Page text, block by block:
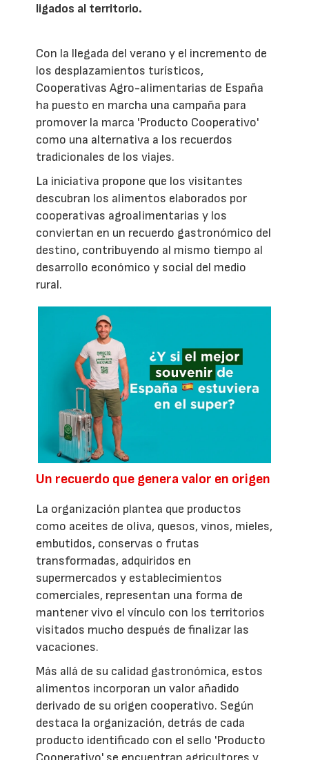
ligados al territorio.
Con la llegada del verano y el incremento de
los desplazamientos turísticos,
Cooperativas Agro-alimentarias de España
ha puesto en marcha una campaña para
promover la marca 'Producto Cooperativo'
como una alternativa a los recuerdos
tradicionales de los viajes.
La iniciativa propone que los visitantes
descubran los alimentos elaborados por
cooperativas agroalimentarias y los
conviertan en un recuerdo gastronómico del
destino, contribuyendo al mismo tiempo al
desarrollo económico y social del medio
rural.
Un recuerdo que genera valor en origen
La organización plantea que productos
como aceites de oliva, quesos, vinos, mieles,
embutidos, conservas o frutas
transformadas, adquiridos en
supermercados y establecimientos
comerciales, representan una forma de
mantener vivo el vínculo con los territorios
visitados mucho después de finalizar las
vacaciones.
Más allá de su calidad gastronómica, estos
alimentos incorporan un valor añadido
derivado de su origen cooperativo. Según
destaca la organización, detrás de cada
producto identificado con el sello 'Producto